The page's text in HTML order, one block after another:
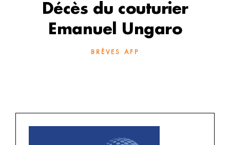
Décès du couturier
Emanuel Ungaro
BRÈVES AFP